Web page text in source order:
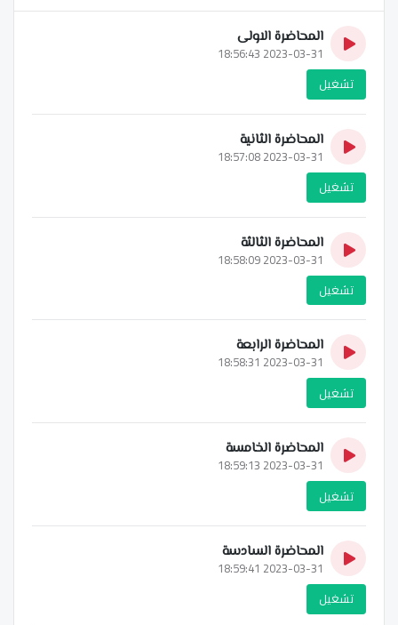
المحاضرة الاولى
2023-03-31 18:56:43
تشغيل
المحاضرة الثانية
2023-03-31 18:57:08
تشغيل
المحاضرة الثالثة
2023-03-31 18:58:09
تشغيل
المحاضرة الرابعة
2023-03-31 18:58:31
تشغيل
المحاضرة الخامسة
2023-03-31 18:59:13
تشغيل
المحاضرة السادسة
2023-03-31 18:59:41
تشغيل